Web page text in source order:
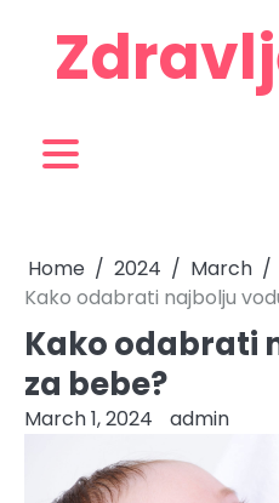
content
Home 2024 March
Kako odabrati najbolju
Kako odabrati
za bebe?
March 1, 2024 admin